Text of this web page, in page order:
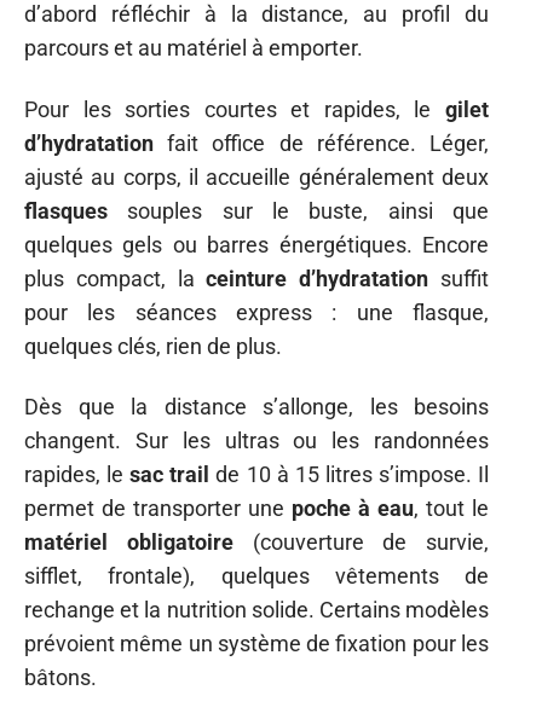
d’abord réfléchir à la distance, au profil du
parcours et au matériel à emporter.
Pour les sorties courtes et rapides, le gilet
d’hydratation fait office de référence. Léger,
ajusté au corps, il accueille généralement deux
flasques souples sur le buste, ainsi que
quelques gels ou barres énergétiques. Encore
plus compact, laceinture d’hydratation suffit
pour les séances express : une flasque,
quelques clés, rien de plus.
Dès que la distance s’allonge, les besoins
changent. Sur les ultras ou les randonnées
rapides, lesac trail de 10 à 15 litres s’impose. Il
permet de transporter une poche à eau, tout le
matériel obligatoire(couverture de survie,
sifflet, frontale), quelques vêtements de
rechange et la nutrition solide. Certains modèles
prévoient même un système de fixation pour les
bâtons.